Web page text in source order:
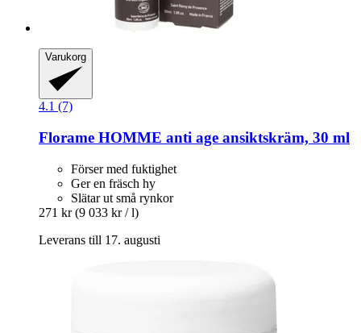
Varukorg
4.1 (7)
Florame HOMME anti age ansiktskräm, 30 ml
Förser med fuktighet
Ger en fräsch hy
Slätar ut små rynkor
271 kr (9 033 kr / l)
Leverans till 17. augusti